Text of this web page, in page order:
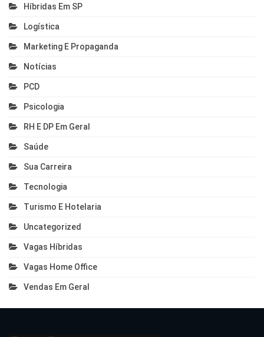
Híbridas Em SP
Logística
Marketing E Propaganda
Notícias
PCD
Psicologia
RH E DP Em Geral
Saúde
Sua Carreira
Tecnologia
Turismo E Hotelaria
Uncategorized
Vagas Híbridas
Vagas Home Office
Vendas Em Geral